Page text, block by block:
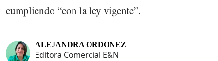
cumpliendo “con la ley vigente”.
ALEJANDRA ORDOÑEZ
Editora Comercial E&N